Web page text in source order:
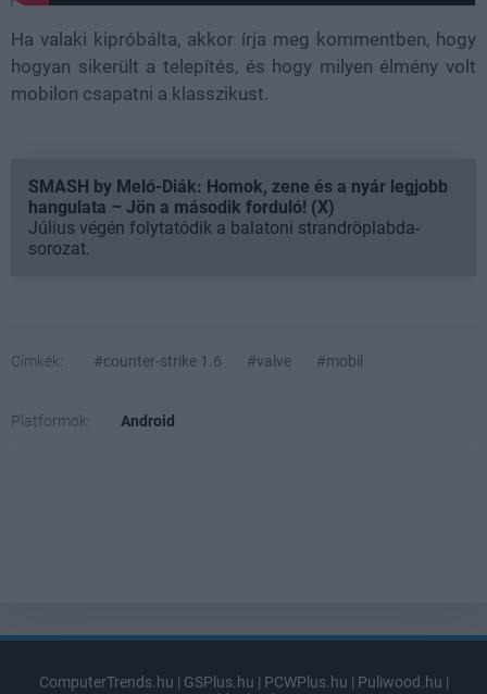
Ha valaki kipróbálta, akkor írja meg kommentben, hogy
hogyan sikerült a telepítés, és hogy milyen élmény volt
mobilon csapatni a klasszikust.
SMASH by Meló-Diák: Homok, zene és a nyár legjobb
hangulata – Jön a második forduló! (X)
Július végén folytatódik a balatoni strandröplabda-
sorozat.
Címkék: #counter-strike 1.6 #valve #mobil
Platformok: Android
ComputerTrends.hu | GSPlus.hu | PCWPlus.hu | Puliwood.hu |